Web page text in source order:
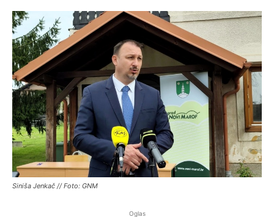
Siniša Jenkač // Foto: GNM
Oglas